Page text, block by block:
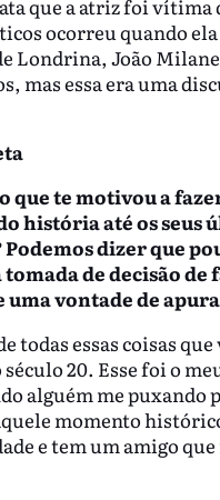
que a atriz foi vítima
ocorreu quando
Londrina, João
mas essa era uma
que te motivou a
história até os seus
dizer que
tomada de decisão
vontade de
todas essas coisas
20. Esse foi o
alguém me puxando
momento
e tem um amigo